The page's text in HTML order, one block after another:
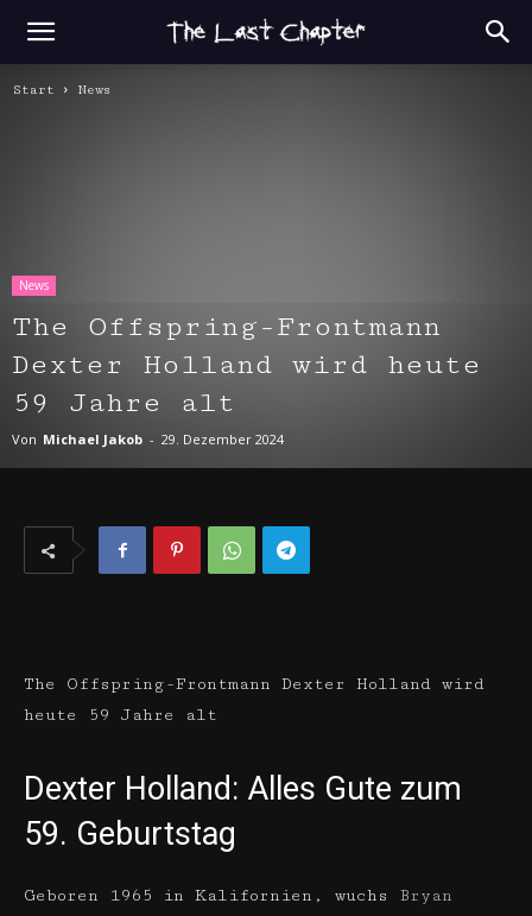
Start News
News
The Offspring-Frontmann
Dexter Holland wird heute
59 Jahre alt
Von Michael Jakob - 29. Dezember 2024
The Offspring-Frontmann Dexter Holland wird
heute 59 Jahre alt
Dexter Holland: Alles Gute zum
59. Geburtstag
Geboren 1965 in Kalifornien, wuchs Bryan